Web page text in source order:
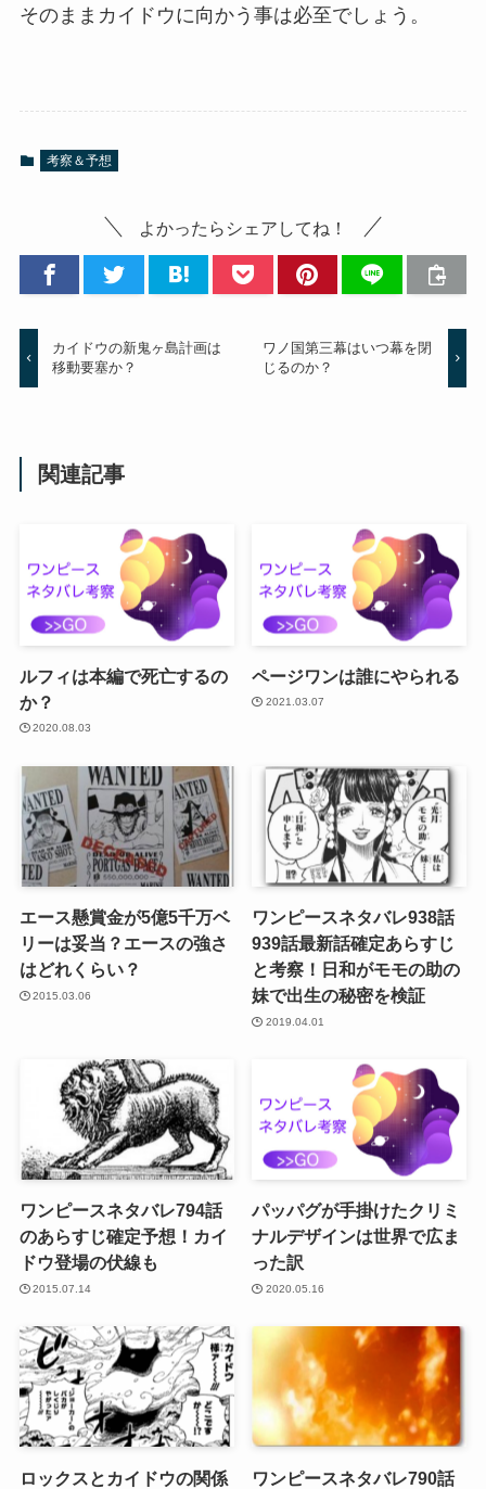
そのままカイドウに向かう事は必至でしょう。
考察＆予想
よかったらシェアしてね！
カイドウの新鬼ヶ島計画は
移動要塞か？
ワノ国第三幕はいつ幕を閉
じるのか？
関連記事
ルフィは本編で死亡するの
か？
2020.08.03
ページワンは誰にやられる
2021.03.07
エース懸賞金が5億5千万ベ
リーは妥当？エースの強さ
はどれくらい？
2015.03.06
ワンピースネタバレ938話
939話最新話確定あらすじ
と考察！日和がモモの助の
妹で出生の秘密を検証
2019.04.01
ワンピースネタバレ794話
のあらすじ確定予想！カイ
ドウ登場の伏線も
2015.07.14
パッパグが手掛けたクリミ
ナルデザインは世界で広ま
った訳
2020.05.16
ロックスとカイドウの関係
ワンピースネタバレ790話